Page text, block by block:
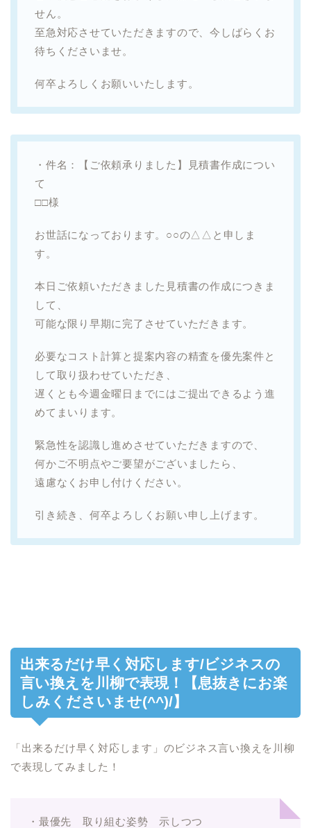
せん。
至急対応させていただきますので、今しばらくお
待ちくださいませ。
何卒よろしくお願いいたします。
・件名：【ご依頼承りました】見積書作成につい
て
□□様
お世話になっております。○○の△△と申しま
す。
本日ご依頼いただきました見積書の作成につきま
して、
可能な限り早期に完了させていただきます。
必要なコスト計算と提案内容の精査を優先案件と
して取り扱わせていただき、
遅くとも今週金曜日までにはご提出できるよう進
めてまいります。
緊急性を認識し進めさせていただきますので、
何かご不明点やご要望がございましたら、
遠慮なくお申し付けください。
引き続き、何卒よろしくお願い申し上げます。
出来るだけ早く対応します/ビジネスの
言い換えを川柳で表現！【息抜きにお楽
しみくださいませ(^^)/】
「出来るだけ早く対応します」のビジネス言い換えを川柳
で表現してみました！
・最優先 取り組む姿勢 示しつつ